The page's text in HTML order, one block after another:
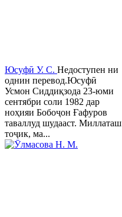
Юсуфӣ У. C. Недоступен ни
однин перевод.Юсуфӣ
Усмон Сиддиқзода 23-юми
сентябри соли 1982 дар
ноҳияи Бобоҷон Ғафуров
таваллуд шудааст. Миллаташ
тоҷик, ма...